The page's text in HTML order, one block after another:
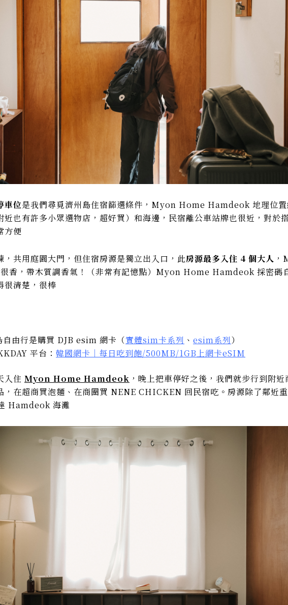
車位是我們尋覓濟州島住宿篩選條件，Myon Home Hamdeok 地理位置
近也有許多小眾選物店，超好買）和海邊，民宿離公車站牌也很近，對於
方便
，共用庭園大門，但住宿房源是獨立出入口，此房源最多入住 4 個大人
香，帶木質調香氣！（非常有記憶點）Myon Home Hamdeok 採密碼
很清楚，很棒
自由行是購買 DJB esim 網卡（實體sim卡系列 、 esim系列）
平台： 韓國網卡｜每日吃到飽/500MB/1GB上網卡eSIM
入住 Myon Home Hamdeok ，晚上把車停好之後，我們就步行到附近
，在超商買泡麵、在商圈買 NENE CHICKEN 回民宿吃。房源除了鄰近
Hamdeok 海灘